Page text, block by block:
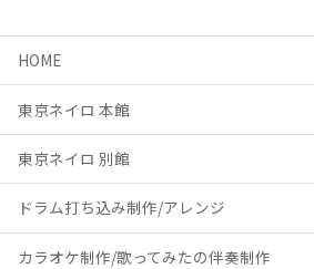
HOME
東京ネイロ 本館
東京ネイロ 別館
ドラム打ち込み制作/アレンジ
カラオケ制作/歌ってみたの伴奏制作